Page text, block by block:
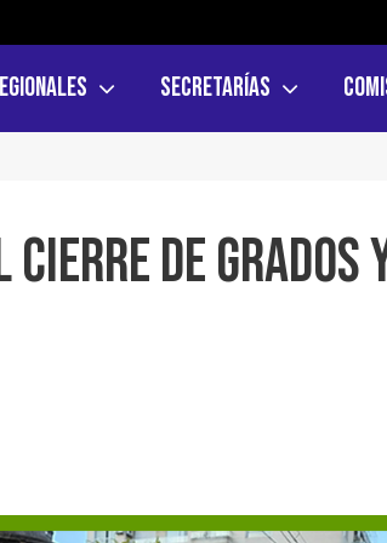
Secretarías
cierre de grados